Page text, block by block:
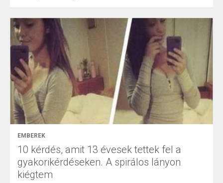
EMBEREK
10 kérdés, amit 13 évesek tettek fel a
gyakorikérdéseken. A spirálos lányon
kiégtem